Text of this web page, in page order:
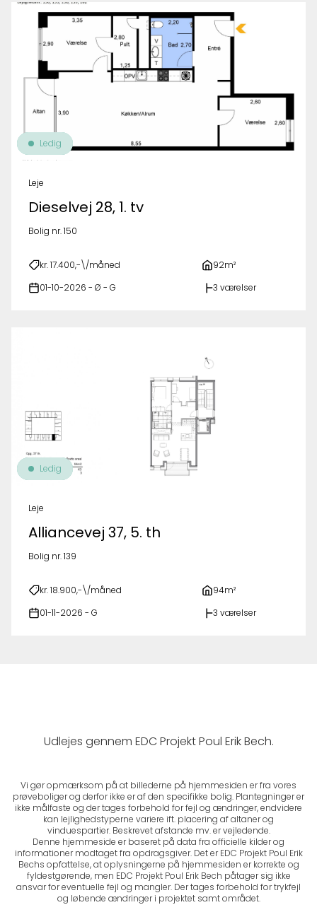
Ledig
Leje
Dieselvej 28, 1. tv
Bolig nr. 150
kr. 17.400,-\/måned 92m²
01-10-2026 - Ø - G 3 værelser
Ledig
Leje
Alliancevej 37, 5. th
Bolig nr. 139
kr. 18.900,-\/måned 94m²
01-11-2026 - G 3 værelser
Udlejes gennem EDC Projekt Poul Erik Bech.
Vi gør opmærksom på at billederne på hjemmesiden er fra vores
prøveboliger og derfor ikke er af den specifikke bolig. Plantegninger er
ikke målfaste og der tages forbehold for fejl og ændringer, endvidere
kan lejlighedstyperne variere ift. placering af altaner og
vinduespartier. Beskrevet afstande mv. er vejledende.
Denne hjemmeside er baseret på data fra officielle kilder og
informationer modtaget fra opdragsgiver. Det er EDC Projekt Poul Erik
Bechs opfattelse, at oplysningerne på hjemmesiden er korrekte og
fyldestgørende, men EDC Projekt Poul Erik Bech påtager sig ikke
ansvar for eventuelle fejl og mangler. Der tages forbehold for trykfejl
og løbende ændringer i projektet samt området.